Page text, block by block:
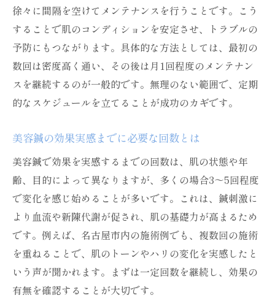
徐々に間隔を空けてメンテナンスを行うことです。こう
することで肌のコンディションを安定させ、トラブルの
予防にもつながります。具体的な方法としては、最初の
数回は密度高く通い、その後は月1回程度のメンテナン
スを継続するのが一般的です。無理のない範囲で、定期
的なスケジュールを立てることが成功のカギです。
美容鍼の効果実感までに必要な回数とは
美容鍼で効果を実感するまでの回数は、肌の状態や年
齢、目的によって異なりますが、多くの場合3～5回程度
で変化を感じ始めることが多いです。これは、鍼刺激に
より血流や新陳代謝が促され、肌の基礎力が高まるため
です。例えば、名古屋市内の施術例でも、複数回の施術
を重ねることで、肌のトーンやハリの変化を実感したと
いう声が聞かれます。まずは一定回数を継続し、効果の
有無を確認することが大切です。